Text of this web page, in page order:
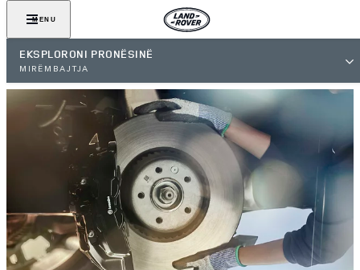
MENU
EKSPLORONI PRONËSINË
MIRËMBAJTJA